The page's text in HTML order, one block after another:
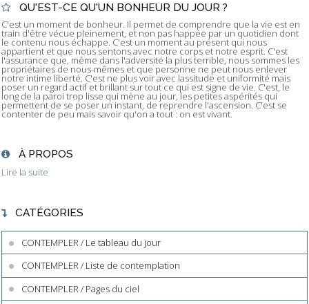
QU'EST-CE QU'UN BONHEUR DU JOUR ?
C'est un moment de bonheur. Il permet de comprendre que la vie est en
train d'être vécue pleinement, et non pas happée par un quotidien dont
le contenu nous échappe. C'est un moment au présent qui nous
appartient et que nous sentons avec notre corps et notre esprit. C'est
l'assurance que, même dans l'adversité la plus terrible, nous sommes les
propriétaires de nous-mêmes et que personne ne peut nous enlever
notre intime liberté. C'est ne plus voir avec lassitude et uniformité mais
poser un regard actif et brillant sur tout ce qui est signe de vie. C'est, le
long de la paroi trop lisse qui mène au jour, les petites aspérités qui
permettent de se poser un instant, de reprendre l'ascension. C'est se
contenter de peu mais savoir qu'on a tout : on est vivant.
À PROPOS
Lire la suite
CATÉGORIES
CONTEMPLER / Le tableau du jour
CONTEMPLER / Liste de contemplation
CONTEMPLER / Pages du ciel